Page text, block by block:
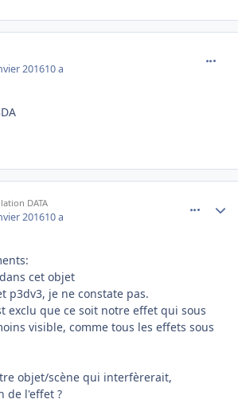
201610 a
DATA
201610 a
cet objet
p3dv3, je ne constate pas.
exclu que ce soit notre effet qui sous
visible, comme tous les effets sous
objet/scène qui interfèrerait,
de l'effet ?